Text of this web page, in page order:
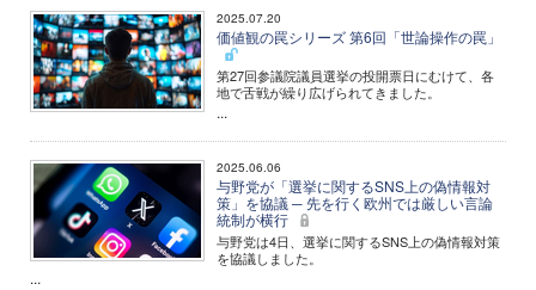
2025.07.20
価値観の罠シリーズ 第6回「世論操作の罠」
第27回参議院議員選挙の投開票日にむけて、各
地で舌戦が繰り広げられてきました。
...
2025.06.06
与野党が「選挙に関するSNS上の偽情報対
策」を協議 ─ 先を行く欧州では厳しい言論
統制が横行
与野党は4日、選挙に関するSNS上の偽情報対策
を協議しました。
...